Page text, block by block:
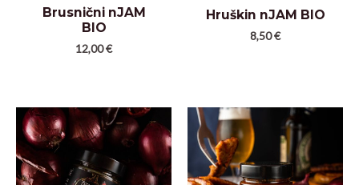
Brusnični nJAM
BIO
12,00€
Hruškin nJAM BIO
8,50€